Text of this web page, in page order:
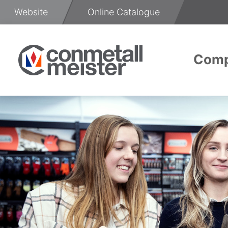
Skip
Website Online Catalogue